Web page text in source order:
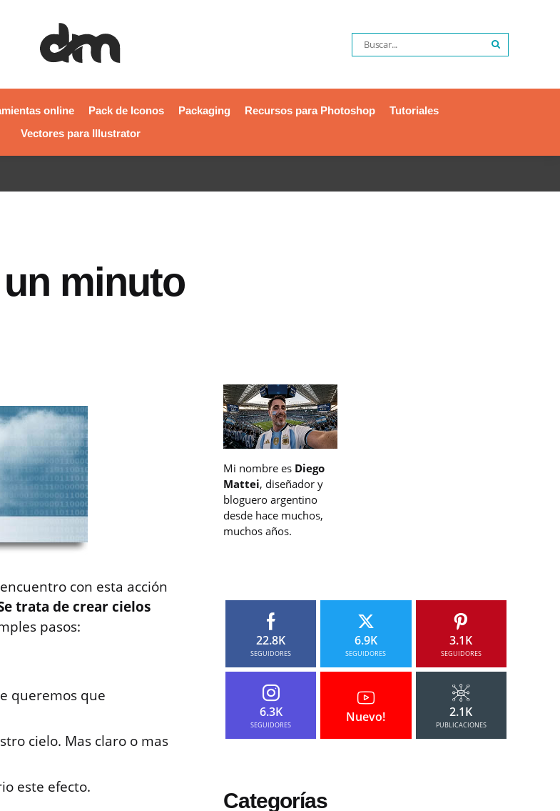
online Pack de Iconos Packaging Recursos para Photoshop
Tutoriales
Vectores para Illustrator
minuto
con esta acción
trata de crear cielos
pasos:
queremos que
cielo. Mas claro o mas
este efecto.
Mi nombre es Diego
Mattei, diseñador y
bloguero argentino
desde hace muchos,
muchos años.
22.8K
SEGUIDORES
6.9K
SEGUIDORES
3.1K
SEGUIDORES
6.3K
SEGUIDORES
Nuevo! 2.1K
PUBLICACIONES
Categorías